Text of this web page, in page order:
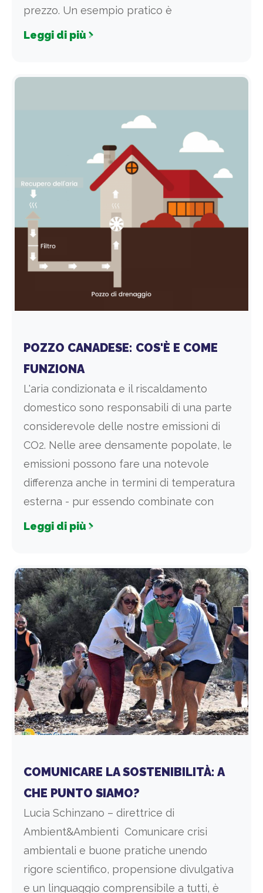
prezzo. Un esempio pratico è
Leggi di più
POZZO CANADESE: COS'È E COME
FUNZIONA
L'aria condizionata e il riscaldamento
domestico sono responsabili di una parte
considerevole delle nostre emissioni di
CO2. Nelle aree densamente popolate, le
emissioni possono fare una notevole
differenza anche in termini di temperatura
esterna - pur essendo combinate con
Leggi di più
COMUNICARE LA SOSTENIBILITÀ: A
CHE PUNTO SIAMO?
Lucia Schinzano – direttrice di
Ambient&Ambienti Comunicare crisi
ambientali e buone pratiche unendo
rigore scientifico, propensione divulgativa
e un linguaggio comprensibile a tutti, è